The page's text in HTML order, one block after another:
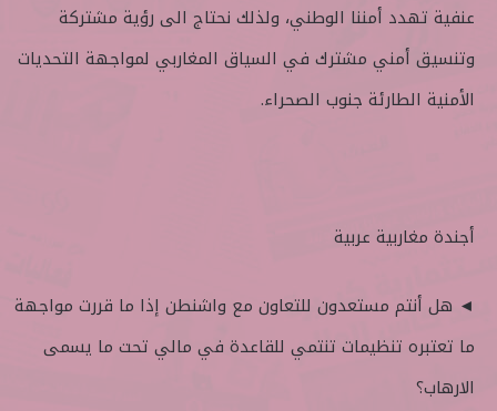
عنفية تهدد أمننا الوطني، ولذلك نحتاج الى رؤية مشتركة
وتنسيق أمني مشترك في السياق المغاربي لمواجهة التحديات
الأمنية الطارئة جنوب الصحراء.
أجندة مغاربية عربية
◄ هل أنتم مستعدون للتعاون مع واشنطن إذا ما قررت مواجهة
ما تعتبره تنظيمات تنتمي للقاعدة في مالي تحت ما يسمى
الارهاب؟